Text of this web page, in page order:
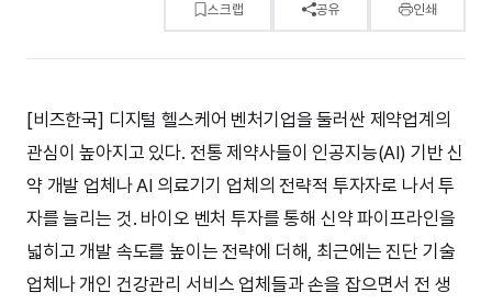
스크랩 공유 인쇄
[비즈한국] 디지털 헬스케어 벤처기업을 둘러싼 제약업계의
관심이 높아지고 있다. 전통 제약사들이 인공지능(AI) 기반 신
약 개발 업체나 AI 의료기기 업체의 전략적 투자자로 나서 투
자를 늘리는 것. 바이오 벤처 투자를 통해 신약 파이프라인을
넓히고 개발 속도를 높이는 전략에 더해, 최근에는 진단 기술
업체나 개인 건강관리 서비스 업체들과 손을 잡으면서 전 생